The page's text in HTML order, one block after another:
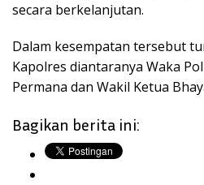
secara berkelanjutan.
Dalam kesempatan tersebut
Kapolres diantaranya Waka
Permana dan Wakil Ketua
Bagikan berita ini: